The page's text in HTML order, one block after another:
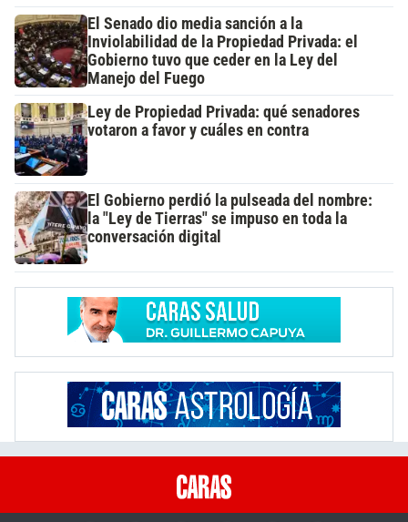
El Senado dio media sanción a la
Inviolabilidad de la Propiedad Privada: el
Gobierno tuvo que ceder en la Ley del
Manejo del Fuego
Ley de Propiedad Privada: qué senadores
votaron a favor y cuáles en contra
El Gobierno perdió la pulseada del nombre:
la "Ley de Tierras" se impuso en toda la
conversación digital